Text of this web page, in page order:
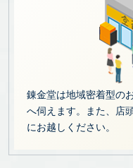
錬金堂は地域密着型の
へ伺えます。また、店
にお越しください。